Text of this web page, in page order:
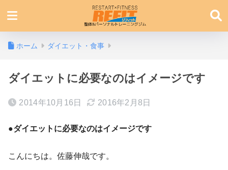
ホーム ダイエット・食事
ダイエットに必要なのはイメージです
2014年10月16日 2016年2月8日
●ダイエットに必要なのはイメージです
こんにちは。佐藤伸哉です。